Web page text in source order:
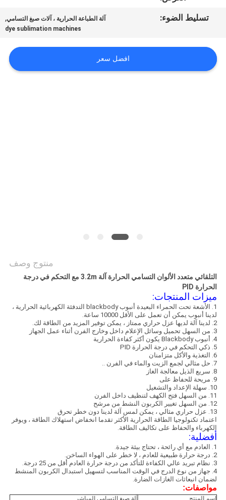
جميع
تسليط الضوء: آلة الطباعة الحرارية ، آلات صبغ التسامي,
dye sublimation machines
افضل سعر
منتوج وصف
التلقائي متعدد الألوان التسامي الحرارة آلة 3.2m مع التحكم في درجة
الحرارة PID
ميزات المنتجات:
1. الأشعة تحت الحمراء البعيدة أنبوب blackbody التدفئة الكهربائية الحرارية ،
لدينا أنبوب يمكن أن تعمل على الأقل 10000 ساعة.
2. لدينا آلة لديها عزل حراري ممتاز ، يمكن توفير المزيد من الطاقة لك.
3. من السهل تحميل وسائل الإعلام داخل وخارج الفرن أثناء عمل الجهاز
4. أنبوب Blackbody يكون أكثر كفاءة الحرارية
5. ذكي التحكم في درجة الحرارة PID
6. التغذية والأكل متزامنان
7. حل مثالي لجمع الزيت والماء في الفرن ..
8. سريع الذيل معالجة الغاز
9. مريحة للحفاظ على
10. سهلة الإعداد والتشغيل
11. من السهل فتح الكهف لتنظيف داخل الفرن
12. من السهل تغيير الكربون النشط من مرشح
13. عزل حراري مثالي ، يمكن لمس آلة لدينا دون خطر تحرق
اعتماد تكنولوجيا الطاقة الحرارية الأكثر تقدما انخفاض استهلاك الطاقة ، ويوفر
الكهرباء والحفاظ على تكاليف الطاقة.
أفضلية:
1. العادم مع أي رائحة ، تحتاج بيئة جيدة.
2. درجة حرارة طبيعية للعادم ، لا خطر على الهواء الساخن.
3. نظام تبريد عالي الكفاءة للتأكد من درجة حرارة العادم أقل من 25 درجة.
4. جهاز من نوع الدرج في الوقت المناسب لتسهيل استبدال الكربون المنشط
لضمان انبعاثات الغازات الضارة.
مواصفات: